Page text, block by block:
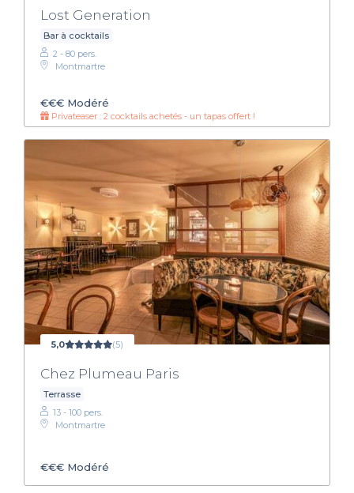
Lost Generation
Bar à cocktails
2 - 80 pers.
Montmartre
€€€ Modéré
Privateaser : 2 cocktails achetés - un tapas offert !
5,0 (5)
Chez Plumeau Paris
Terrasse
13 - 100 pers.
Montmartre
€€€ Modéré